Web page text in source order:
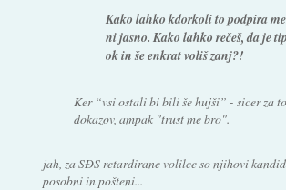
Kako lahko kdorkoli to podpira
ni jasno. Kako lahko rečeš, da je tip
ok in še enkrat voliš zanj?!
Ker “vsi ostali bi bili še hujši” - sicer za
dokazov, ampak "trust me bro".
jah, za SĐS retardirane volilce so njihovi
posobni in pošteni...